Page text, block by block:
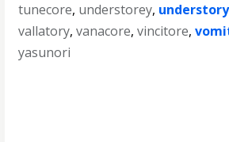
tunecore, understorey, understory
vallatory,vanacore,vincitore,
yasunori